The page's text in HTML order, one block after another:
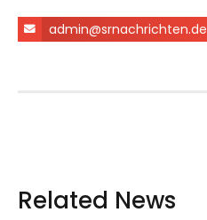
admin@srnachrichten.de
Related News